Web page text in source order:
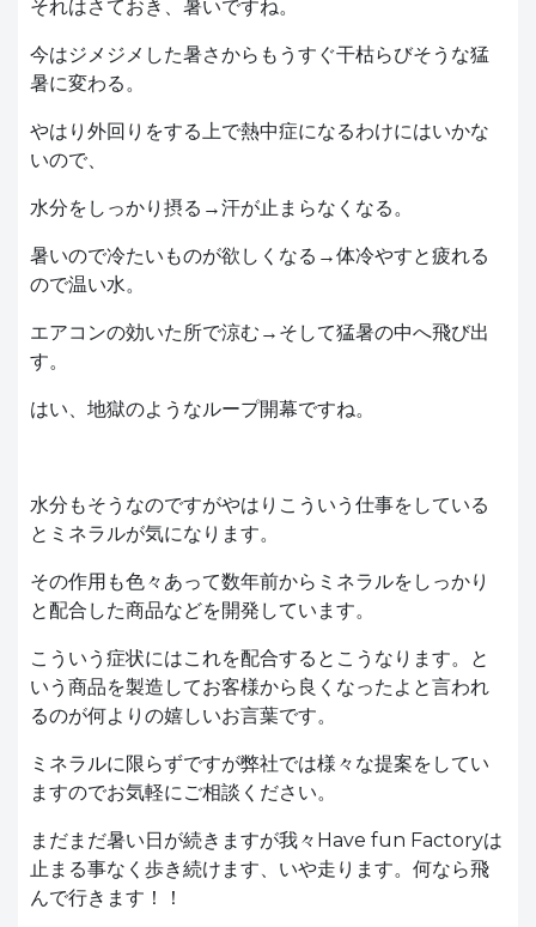
それはさておき、暑いですね。
今はジメジメした暑さからもうすぐ干枯らびそうな猛
暑に変わる。
やはり外回りをする上で熱中症になるわけにはいかな
いので、
水分をしっかり摂る→汗が止まらなくなる。
暑いので冷たいものが欲しくなる→体冷やすと疲れる
ので温い水。
エアコンの効いた所で涼む→そして猛暑の中へ飛び出
す。
はい、地獄のようなループ開幕ですね。
水分もそうなのですがやはりこういう仕事をしている
とミネラルが気になります。
その作用も色々あって数年前からミネラルをしっかり
と配合した商品などを開発しています。
こういう症状にはこれを配合するとこうなります。と
いう商品を製造してお客様から良くなったよと言われ
るのが何よりの嬉しいお言葉です。
ミネラルに限らずですが弊社では様々な提案をしてい
ますのでお気軽にご相談ください。
まだまだ暑い日が続きますが我々Have fun Factoryは
止まる事なく歩き続けます、いや走ります。何なら飛
んで行きます！！